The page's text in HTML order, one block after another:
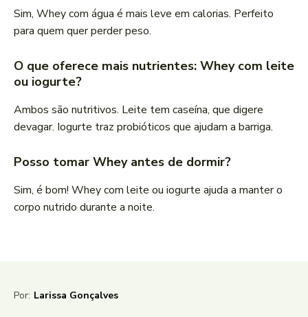
Sim, Whey com água é mais leve em calorias. Perfeito
para quem quer perder peso.
O que oferece mais nutrientes: Whey com leite
ou iogurte?
Ambos são nutritivos. Leite tem caseína, que digere
devagar. Iogurte traz probióticos que ajudam a barriga.
Posso tomar Whey antes de dormir?
Sim, é bom! Whey com leite ou iogurte ajuda a manter o
corpo nutrido durante a noite.
Por: Larissa Gonçalves